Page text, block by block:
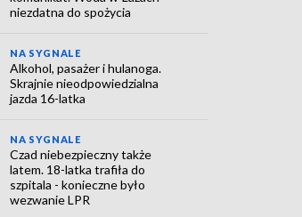
niezdatna do spożycia
NA SYGNALE
Alkohol, pasażer i hulanoga.
Skrajnie nieodpowiedzialna
jazda 16-latka
NA SYGNALE
Czad niebezpieczny także
latem. 18-latka trafiła do
szpitala - konieczne było
wezwanie LPR